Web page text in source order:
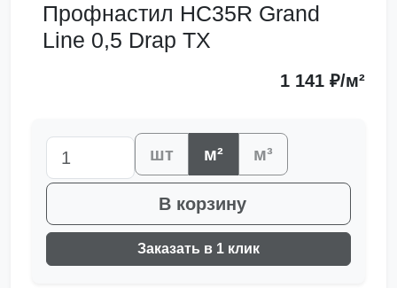
Профнастил НС35R Grand
Line 0,5 Drap TX
1 141 ₽/м²
шт м² м³
В корзину
Заказать в 1 клик